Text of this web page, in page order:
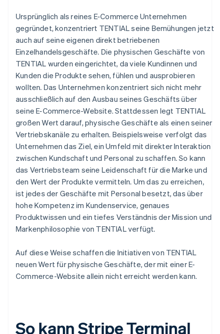
Ursprünglich als reines E-Commerce Unternehmen
gegründet, konzentriert TENTIAL seine Bemühungen jetzt
auch auf seine eigenen direkt betriebenen
Einzelhandelsgeschäfte. Die physischen Geschäfte von
TENTIAL wurden eingerichtet, da viele Kundinnen und
Kunden die Produkte sehen, fühlen und ausprobieren
wollten. Das Unternehmen konzentriert sich nicht mehr
ausschließlich auf den Ausbau seines Geschäfts über
seine E-Commerce-Website. Stattdessen legt TENTIAL
großen Wert darauf, physische Geschäfte als einen seiner
Vertriebskanäle zu erhalten. Beispielsweise verfolgt das
Unternehmen das Ziel, ein Umfeld mit direkter Interaktion
zwischen Kundschaft und Personal zu schaffen. So kann
das Vertriebsteam seine Leidenschaft für die Marke und
den Wert der Produkte vermitteln. Um das zu erreichen,
ist jedes der Geschäfte mit Personal besetzt, das über
hohe Kompetenz im Kundenservice, genaues
Produktwissen und ein tiefes Verständnis der Mission und
Markenphilosophie von TENTIAL verfügt.
Auf diese Weise schaffen die Initiativen von TENTIAL
neuen Wert für physische Geschäfte, der mit einer E-
Commerce-Website allein nicht erreicht werden kann.
So kann Stripe Terminal